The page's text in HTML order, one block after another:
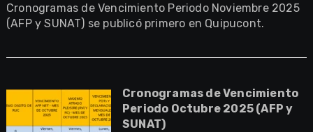
Cronogramas de Vencimiento Periodo Noviembre 2025
(AFP y SUNAT) se publicó primero en Quipucont.
Cronogramas de Vencimiento
Periodo Octubre 2025 (AFP y
SUNAT)